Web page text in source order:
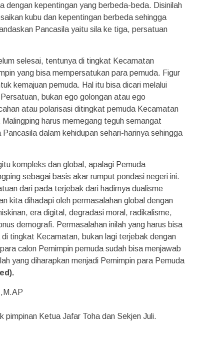
dengan kepentingan yang berbeda-beda. Disinilah
kubu dan kepentingan berbeda sehingga
Pancasila yaitu sila ke tiga, persatuan
selesai, tentunya di tingkat Kecamatan
yang bisa mempersatukan para pemuda. Figur
kemajuan pemuda. Hal itu bisa dicari melalui
bukan ego golongan atau ego
atau polarisasi ditingkat pemuda Kecamatan
harus memegang teguh semangat
dalam kehidupan sehari-harinya sehingga
kompleks dan global, apalagi Pemuda
sebagai basis akar rumput pondasi negeri ini.
dari pada terjebak dari hadirnya dualisme
kita dihadapi oleh permasalahan global dengan
era digital, degradasi moral, radikalisme,
demografi. Permasalahan inilah yang harus bisa
tingkat Kecamatan, bukan lagi terjebak dengan
calon Pemimpin pemuda sudah bisa menjawab
yang diharapkan menjadi Pemimpin para Pemuda
pimpinan Ketua Jafar Toha dan Sekjen Juli.